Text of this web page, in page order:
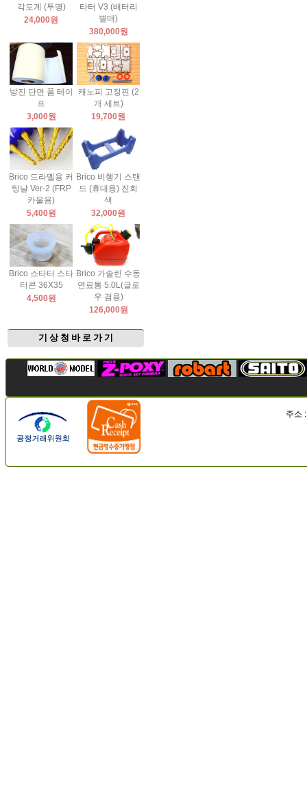
각도계 (투명)
24,000원
타터 V3 (배터리
별매)
380,000원
방진 단면 폼 테이
프
3,000원
캐노피 고정핀 (2
개 세트)
19,700원
Brico 드라멜용 커
팅날 Ver-2 (FRP
카울용)
5,400원
Brico 비행기 스탠
드 (휴대용) 진회
색
32,000원
Brico 스타터 스타
터콘 36X35
4,500원
Brico 가솔린 수동
연료통 5.0L(글로
우 겸용)
126,000원
기 상 청 바 로 가 기
주소